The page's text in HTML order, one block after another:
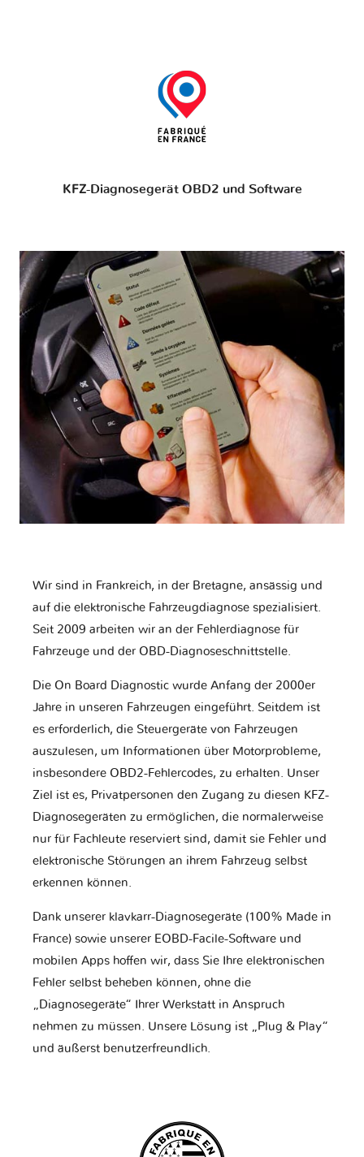
KFZ-Diagnosegerät OBD2 und Software
Wir sind in Frankreich, in der Bretagne, ansässig und
auf die elektronische Fahrzeugdiagnose spezialisiert.
Seit 2009 arbeiten wir an der Fehlerdiagnose für
Fahrzeuge und der OBD-Diagnoseschnittstelle.
Die On Board Diagnostic wurde Anfang der 2000er
Jahre in unseren Fahrzeugen eingeführt. Seitdem ist
es erforderlich, die Steuergeräte von Fahrzeugen
auszulesen, um Informationen über Motorprobleme,
insbesondere OBD2-Fehlercodes, zu erhalten. Unser
Ziel ist es, Privatpersonen den Zugang zu diesen KFZ-
Diagnosegeräten zu ermöglichen, die normalerweise
nur für Fachleute reserviert sind, damit sie Fehler und
elektronische Störungen an ihrem Fahrzeug selbst
erkennen können.
Dank unserer klavkarr-Diagnosegeräte (100% Made in
France) sowie unserer EOBD-Facile-Software und
mobilen Apps hoffen wir, dass Sie Ihre elektronischen
Fehler selbst beheben können, ohne die
„Diagnosegeräte“ Ihrer Werkstatt in Anspruch
nehmen zu müssen. Unsere Lösung ist „Plug & Play“
und äußerst benutzerfreundlich.